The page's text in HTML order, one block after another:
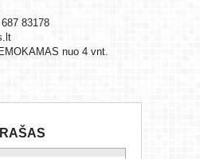
83178
nuo 4 vnt.